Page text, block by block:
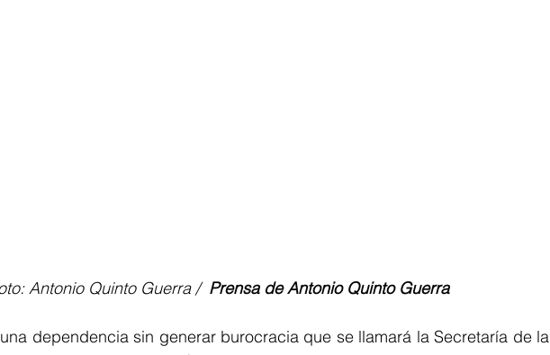
Antonio Quinto Guerra / Prensa de Antonio Quinto Guerra
dependencia sin generar burocracia que se llamará la Secretaría de la